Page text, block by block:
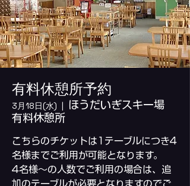
有料休憩所予約
3月18日(水)
  |
ほうだいぎスキー場
有料休憩所
こちらのチケットは1テーブルにつき4
名様までご利用が可能となります。
4名様～の人数でご利用の場合は、追
加のテーブルが必要となりますのでご